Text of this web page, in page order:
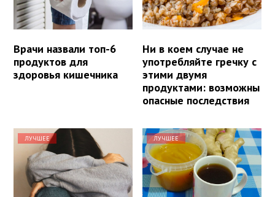
Врачи назвали топ-6
продуктов для
здоровья кишечника
Ни в коем случае не
употребляйте гречку с
этими двумя
продуктами: возможны
опасные последствия
ЛУЧШЕЕ ЛУЧШЕЕ